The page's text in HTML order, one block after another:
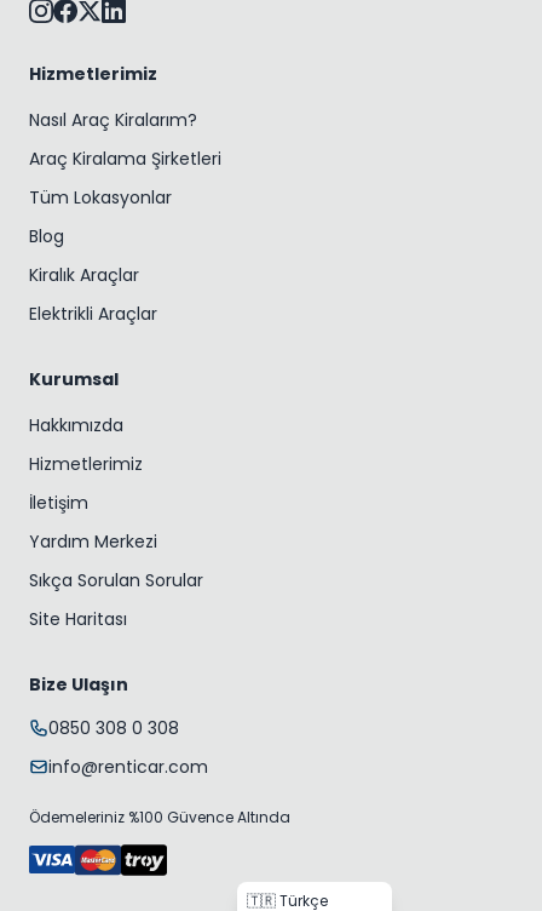
Hizmetlerimiz
Nasıl Araç Kiralarım?
Araç Kiralama Şirketleri
Tüm Lokasyonlar
Blog
Kiralık Araçlar
Elektrikli Araçlar
Kurumsal
Hakkımızda
Hizmetlerimiz
İletişim
Yardım Merkezi
Sıkça Sorulan Sorular
Site Haritası
Bize Ulaşın
0850 308 0 308
info@renticar.com
Ödemeleriniz %100 Güvence Altında
🇹🇷 Türkçe